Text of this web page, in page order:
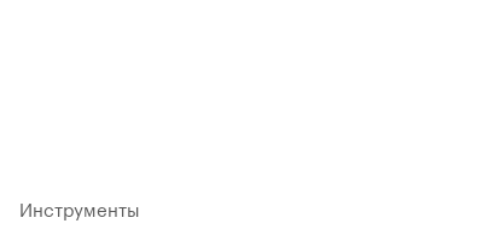
Инструменты